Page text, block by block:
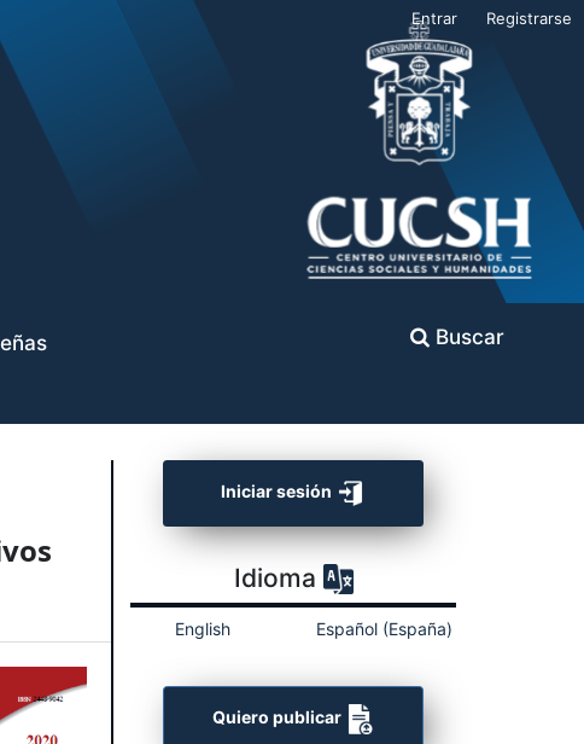
Buscar
Entrar Registrarse
Iniciar sesión
Idioma
English Español (España)
Quiero publicar